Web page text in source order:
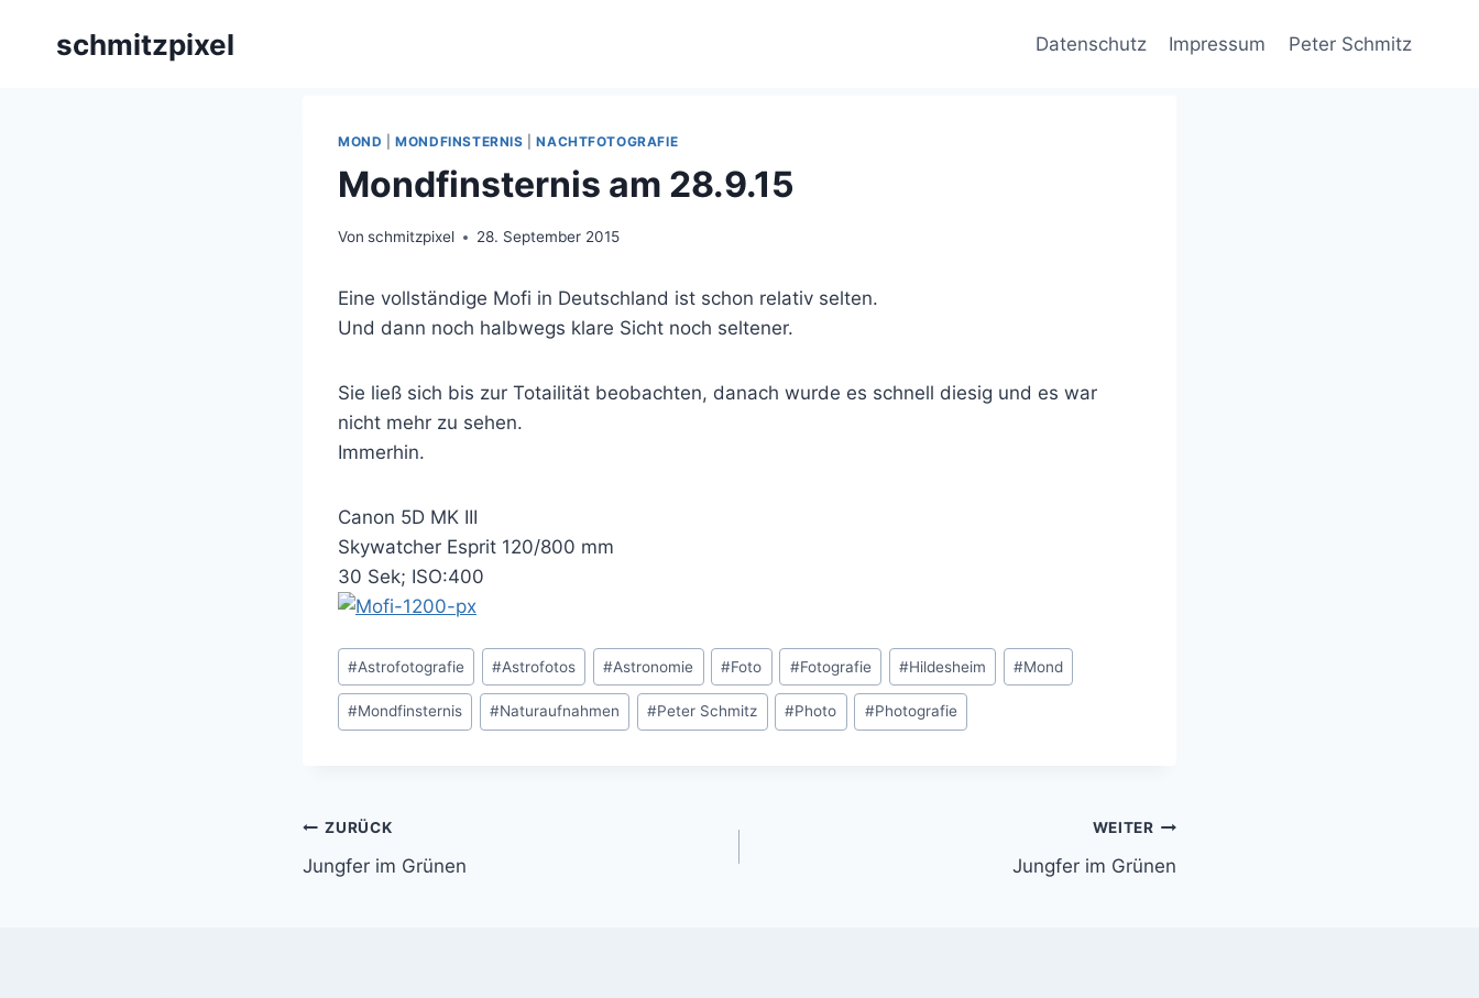
schmitzpixel Datenschutz Impressum Peter Schmitz
MOND |MONDFINSTERNIS |NACHTFOTOGRAFIE
Mondfinsternis am 28.9.15
Von schmitzpixel 28. September 2015
Eine vollständige Mofi in Deutschland ist schon relativ selten.
Und dann noch halbwegs klare Sicht noch seltener.
Sie ließ sich bis zur Totailität beobachten, danach wurde es schnell diesig und es war
nicht mehr zu sehen.
Immerhin.
Canon 5D MK III
Skywatcher Esprit 120/800 mm
30 Sek; ISO:400
Schlagworte:
#Astrofotografie #Astrofotos #Astronomie #Foto #Fotografie #Hildesheim #Mond
#Mondfinsternis #Naturaufnahmen #Peter Schmitz #Photo #Photografie
Beitragsnavigation
ZURÜCK
Jungfer im Grünen
WEITER
Jungfer im Grünen